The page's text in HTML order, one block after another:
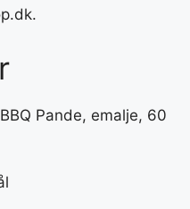
Pande, emalje, 60